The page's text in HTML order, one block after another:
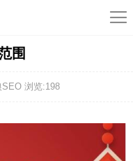
围
SEO 浏览:198